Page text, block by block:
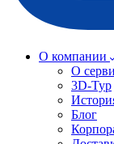
О компании
О
3D-Тур
Блог